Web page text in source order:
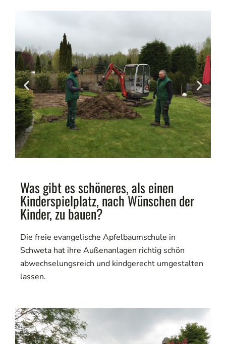
Was gibt es schöneres, als einen
Kinderspielplatz, nach Wünschen der
Kinder, zu bauen?
Die freie evangelische Apfelbaumschule in
Schweta hat ihre Außenanlagen richtig schön
abwechselungsreich und kindgerecht umgestalten
lassen.